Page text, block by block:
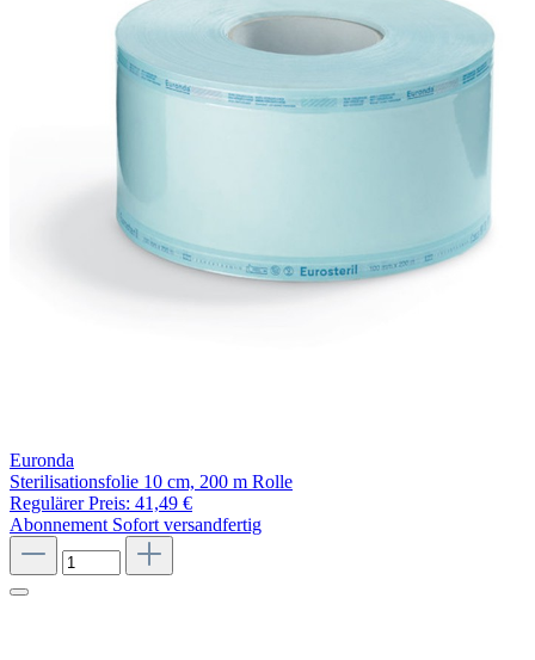
Euronda
Sterilisationsfolie 10 cm, 200 m Rolle
Regulärer Preis: 41,49 €
Abonnement Sofort versandfertig